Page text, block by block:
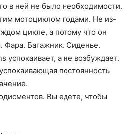
в ней не было необходимости.
мотоциклом годами. Не из-
цикле, а потому что он
Фара. Багажник. Сиденье.
успокаивает, а не возбуждает.
постоянность
Вы едете, чтобы